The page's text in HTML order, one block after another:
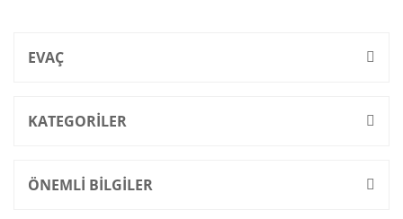
EVAÇ
KATEGORİLER
ÖNEMLİ BİLGİLER